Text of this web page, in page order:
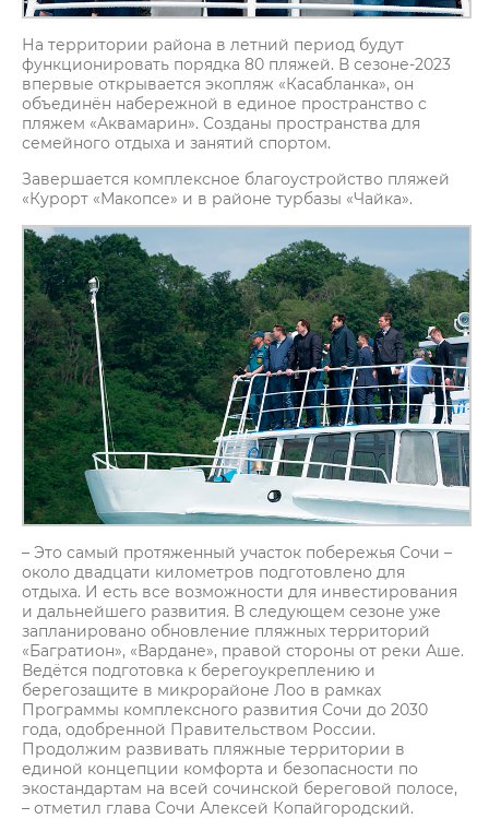
На территории района в летний период будут
функционировать порядка 80 пляжей. В сезоне-2023
впервые открывается экопляж «Касабланка», он
объединён набережной в единое пространство с
пляжем «Аквамарин». Созданы пространства для
семейного отдыха и занятий спортом.
Завершается комплексное благоустройство пляжей
«Курорт «Макопсе» и в районе турбазы «Чайка».
– Это самый протяженный участок побережья Сочи –
около двадцати километров подготовлено для
отдыха. И есть все возможности для инвестирования
и дальнейшего развития. В следующем сезоне уже
запланировано обновление пляжных территорий
«Багратион», «Вардане», правой стороны от реки Аше.
Ведётся подготовка к берегоукреплению и
берегозащите в микрорайоне Лоо в рамках
Программы комплексного развития Сочи до 2030
года, одобренной Правительством России.
Продолжим развивать пляжные территории в
единой концепции комфорта и безопасности по
экостандартам на всей сочинской береговой полосе,
– отметил глава Сочи Алексей Копайгородский.